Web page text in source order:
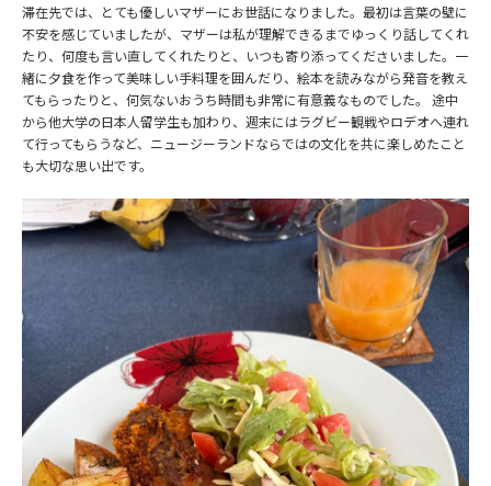
滞在先では、とても優しいマザーにお世話になりました。最初は言葉の壁に
不安を感じていましたが、マザーは私が理解できるまでゆっくり話してくれ
たり、何度も言い直してくれたりと、いつも寄り添ってくださいました。一
緒に夕食を作って美味しい手料理を囲んだり、絵本を読みながら発音を教え
てもらったりと、何気ないおうち時間も非常に有意義なものでした。 途中
から他大学の日本人留学生も加わり、週末にはラグビー観戦やロデオへ連れ
て行ってもらうなど、ニュージーランドならではの文化を共に楽しめたこと
も大切な思い出です。